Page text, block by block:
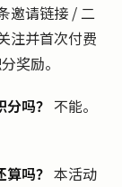
邀请链接 / 二
注并首次付费
奖励。
吗？ 不能。
吗？ 本活动